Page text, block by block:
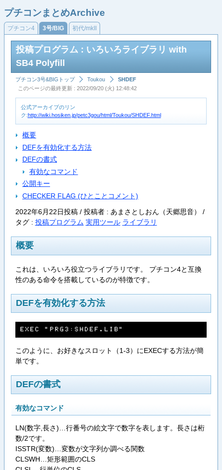
プチコンまとめArchive
プチコン4 3号/BIG 初代/mkII
投稿プログラム : いろいろライブラリ with
SB4 Polyfill
プチコン3号&BIGトップ Toukou
SHDEF
このページの最終更新 : 2022/09/20 (火) 12:48:42
公式アーカイブのリン
ク:http://wiki.hosiken.jp/petc3gou/html/Toukou/SHDEF.html
概要
DEFを有効化する方法
DEFの書式
有効なコマンド
公開キー
CHECKER FLAG (ひとことコメント)
2022年6月22日投稿 / 投稿者 : あまさとしおん（天郷思音） /
タグ : 投稿プログラム 実用ツール ライブラリ
概要
これは、いろいろ役立つライブラリです。 プチコン4と互換
性のある命令を搭載しているのが特徴です。
DEFを有効化する方法
Ｅ​Ｘ​Ｅ​Ｃ​ ​”​Ｐ​Ｒ​Ｇ​３​：​Ｓ​Ｈ​Ｄ​Ｅ​Ｆ​．​Ｌ​Ｉ​Ｂ​”
このように、お好きなスロット（1-3）にEXECする方法が簡
単です。
DEFの書式
有効なコマンド
LN(数字,長さ)…行番号の絵文字で数字を表します。長さは桁
数/2です。
ISSTR(変数)…変数が文字列か調べる関数
CLSWH…矩形範囲のCLS